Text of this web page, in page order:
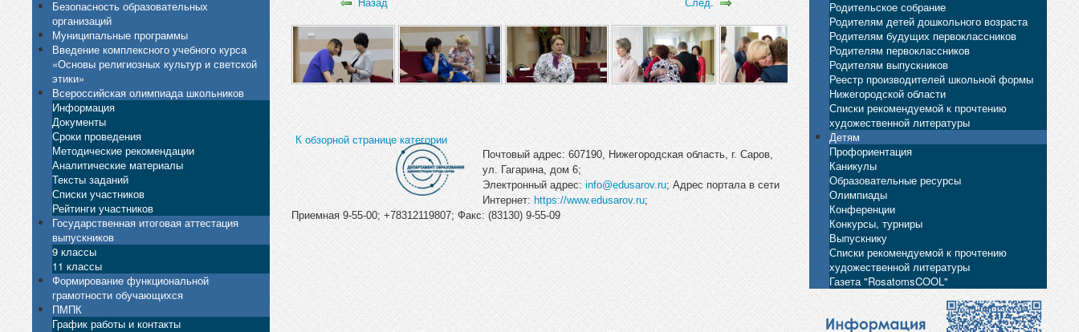
Безопасность образовательных
организаций
Муниципальные программы
Введение комплексного учебного курса
«Основы религиозных культур и светской
этики»
Всероссийская олимпиада школьников
Информация
Документы
Сроки проведения
Методические рекомендации
Аналитические материалы
Тексты заданий
Списки участников
Рейтинги участников
Государственная итоговая аттестация
выпускников
9 классы
11 классы
Формирование функциональной
грамотности обучающихся
ПМПК
График работы и контакты
К обзорной странице категории
Почтовый адрес: 607190, Нижегородская область, г. Саров,
ул. Гагарина, дом 6;
Электронный адрес:info@edusarov.ru; Адрес портала в сети
Интернет:https://www.edusarov.ru;
Приемная 9-55-00; +78312119807; Факс: (83130) 9-55-09
Родительское собрание
Родителям детей дошкольного возраста
Родителям будущих первоклассников
Родителям первоклассников
Родителям выпускников
Реестр производителей школьной формы
Нижегородской области
Списки рекомендуемой к прочтению
художественной литературы
Детям
Профориентация
Каникулы
Образовательные ресурсы
Олимпиады
Конференции
Конкурсы, турниры
Выпускнику
Списки рекомендуемой к прочтению
художественной литературы
Газета "RosatomsCOOL"